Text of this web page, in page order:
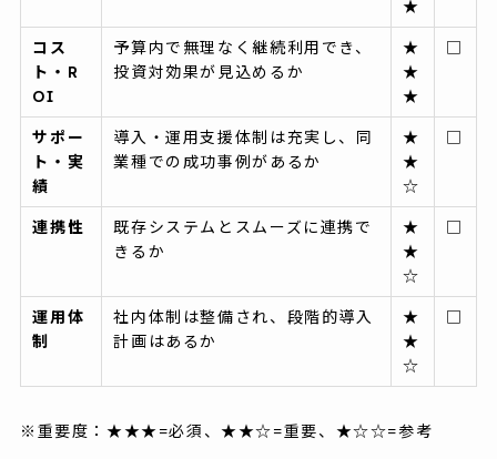
★
コス
ト・R
OI
予算内で無理なく継続利用でき、
投資対効果が見込めるか
★
★
★
□
サポー
ト・実
績
導入・運用支援体制は充実し、同
業種での成功事例があるか
★
★
☆
□
連携性
既存システムとスムーズに連携で
きるか
★
★
☆
□
運用体
制
社内体制は整備され、段階的導入
計画はあるか
★
★
☆
□
※重要度：★★★=必須、★★☆=重要、★☆☆=参考